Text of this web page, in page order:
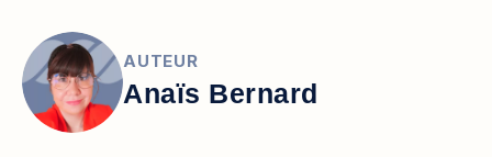
AUTEUR
Anaïs Bernard